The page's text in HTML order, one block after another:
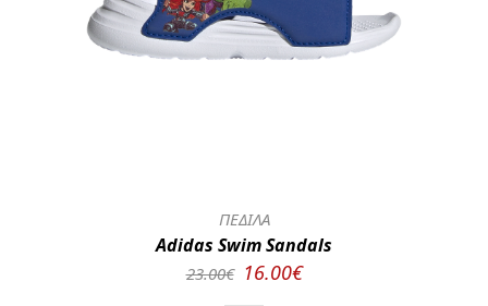
ΠΕΔΙΛΑ
Adidas Swim Sandals
23.00€ 16.00€